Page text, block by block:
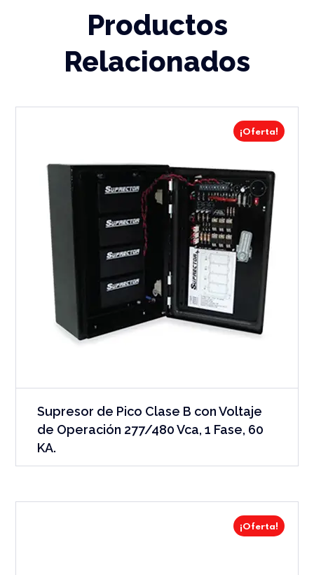
Productos
Relacionados
¡Oferta!
Supresor de Pico Clase B con Voltaje
de Operación 277/480 Vca, 1 Fase, 60
KA.
¡Oferta!